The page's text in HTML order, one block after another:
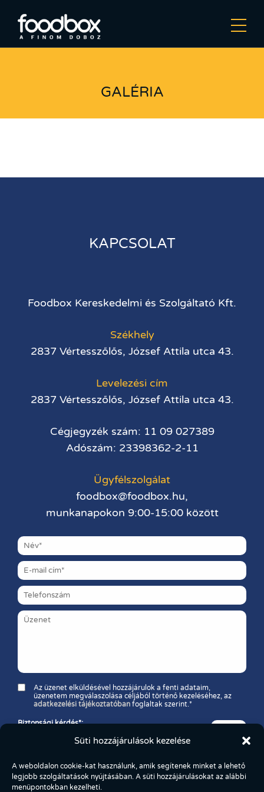
Süti hozzájárulások kezelése
A weboldalon cookie-kat használunk, amik segítenek minket a lehető
legjobb szolgáltatások nyújtásában. A süti hozzájárulásokat az alábbi
menüpontokban kezelheti.
GALÉRIA
KAPCSOLAT
Foodbox Kereskedelmi és Szolgáltató Kft.
Székhely
2837 Vértesszőlős, József Attila utca 43.
Levelezési cím
2837 Vértesszőlős, József Attila utca 43.
Cégjegyzék szám: 11 09 027389
Adószám: 23398362-2-11
Ügyfélszolgálat
foodbox@foodbox.hu,
munkanapokon 9:00-15:00 között
Az üzenet elküldésével hozzájárulok a fenti adataim,
üzenetem megválaszolása céljából történő kezeléséhez, az
adatkezelési tájékoztatóbanfoglaltak szerint.*
Biztonsági kérdés*: